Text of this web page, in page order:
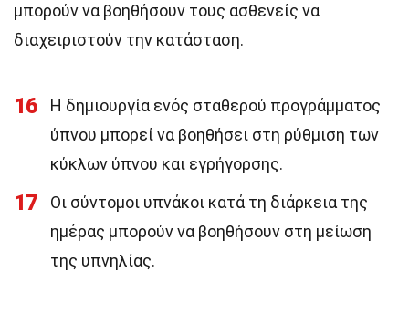
μπορούν να βοηθήσουν τους ασθενείς να
διαχειριστούν την κατάσταση.
16
Η δημιουργία ενός σταθερού προγράμματος
ύπνου μπορεί να βοηθήσει στη ρύθμιση των
κύκλων ύπνου και εγρήγορσης.
17
Οι σύντομοι υπνάκοι κατά τη διάρκεια της
ημέρας μπορούν να βοηθήσουν στη μείωση
της υπνηλίας.